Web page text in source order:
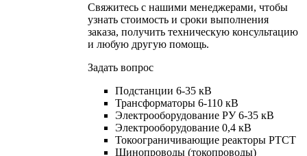
Свяжитесь с нашими менеджерами, чтобы
узнать стоимость и сроки выполнения
заказа, получить техническую консультацию
и любую другую помощь.
Задать вопрос
Подстанции 6-35 кВ
Трансформаторы 6-110 кВ
Электрооборудование РУ 6-35 кВ
Электрооборудование 0,4 кВ
Токоограничивающие реакторы РТСТ
Шинопроводы (токопроводы)